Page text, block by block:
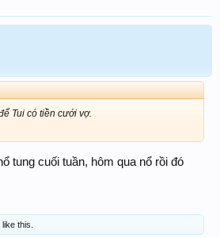
Tui có tiền cưới vợ.
tung cuối tuần, hôm qua nổ rồi đó
like this.